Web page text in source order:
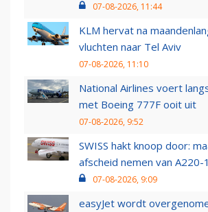
07-08-2026, 11:44
KLM hervat na
vluchten naar Tel Aviv
07-08-2026, 11:10
National Airlines voert
met Boeing 777F ooit uit
07-08-2026, 9:52
SWISS hakt knoop door:
afscheid nemen van
07-08-2026, 9:09
easyJet wordt